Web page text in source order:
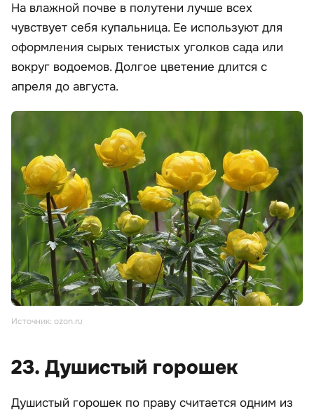
На влажной почве в полутени лучше всех
чувствует себя купальница. Ее используют для
оформления сырых тенистых уголков сада или
вокруг водоемов. Долгое цветение длится с
апреля до августа.
Источник: ozon.ru
23. Душистый горошек
Душистый горошек по праву считается одним из